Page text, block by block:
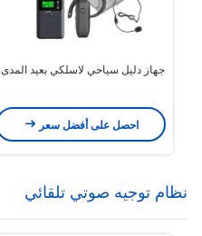
جهاز دليل سياحي لاسلكي بعيد المدى
احصل على أفضل سعر
نظام توجيه صوتي تلقائي